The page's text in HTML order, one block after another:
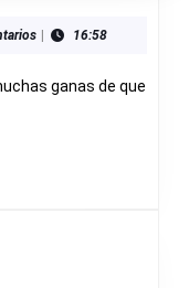
25-
16:58
ganas de que